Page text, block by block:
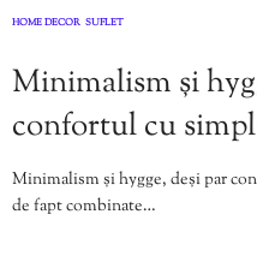
HOME DECOR SUFLET
Minimalism și
confortul cu
Minimalism și hygge, deși par
de fapt combinate…